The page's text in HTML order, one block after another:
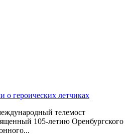
о героических летчиках
телемост
105-летию Оренбургского